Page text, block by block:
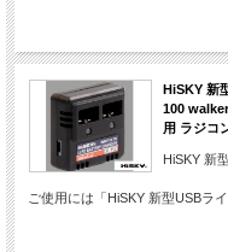
HiSKY 新
100
用 ラジコ
HiSKY 新
ご使用には「HiSKY 新型USBラ